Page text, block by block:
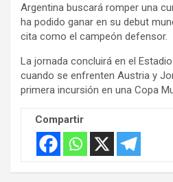
e
r
t
i
s
e
m
e
n
t
Argentina buscará romper una
ha podido ganar en su debut
cita como el campeón defensor.
La jornada concluirá en el
cuando se enfrenten Austria y
primera incursión en una Copa
Compartir